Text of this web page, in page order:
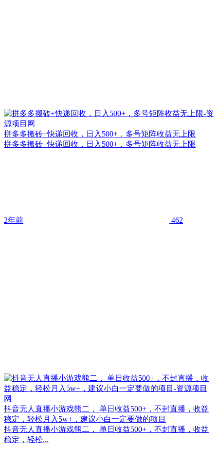
拼多多搬砖+快递回收，日入500+，多号矩阵收益无上限
拼多多搬砖+快递回收，日入500+，多号矩阵收益无上限
2年前 462
抖音无人直播小游戏熊二， 单日收益500+，不封直播，收益
稳定，轻松月入5w+，建议小白一定要做的项目
抖音无人直播小游戏熊二， 单日收益500+，不封直播，收益
稳定，轻松...